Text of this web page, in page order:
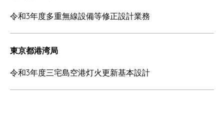
令和3年度多重無線設備等修正設計業務
東京都港湾局
令和3年度三宅島空港灯火更新基本設計